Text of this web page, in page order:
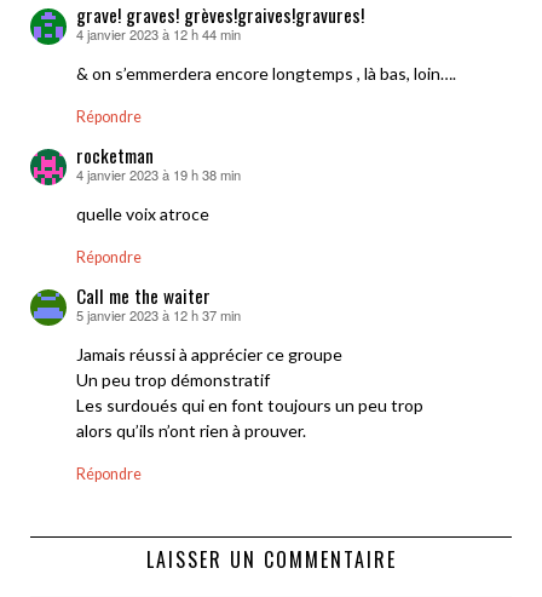
grave! graves! grèves!graives!gravures!
dit :
4 janvier 2023 à 12 h 44 min
& on s’emmerdera encore longtemps , là bas, loin….
Répondre
rocketman
dit :
4 janvier 2023 à 19 h 38 min
quelle voix atroce
Répondre
Call me the waiter
dit :
5 janvier 2023 à 12 h 37 min
Jamais réussi à apprécier ce groupe
Un peu trop démonstratif
Les surdoués qui en font toujours un peu trop
alors qu’ils n’ont rien à prouver.
Répondre
LAISSER UN COMMENTAIRE